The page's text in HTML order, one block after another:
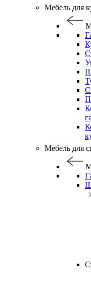
Мебель для
Мебель для